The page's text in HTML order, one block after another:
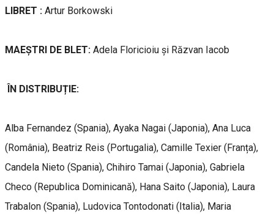
LIBRET : Artur Borkowski
MAEȘTRI DE BLET: Adela Floricioiu și Răzvan Iacob
ÎN DISTRIBUȚIE:
Alba Fernandez (Spania), Ayaka Nagai (Japonia), Ana Luca
(România), Beatriz Reis (Portugalia), Camille Texier (Franța),
Candela Nieto (Spania), Chihiro Tamai (Japonia), Gabriela
Checo (Republica Dominicană), Hana Saito (Japonia), Laura
Trabalon (Spania), Ludovica Tontodonati (Italia), Maria